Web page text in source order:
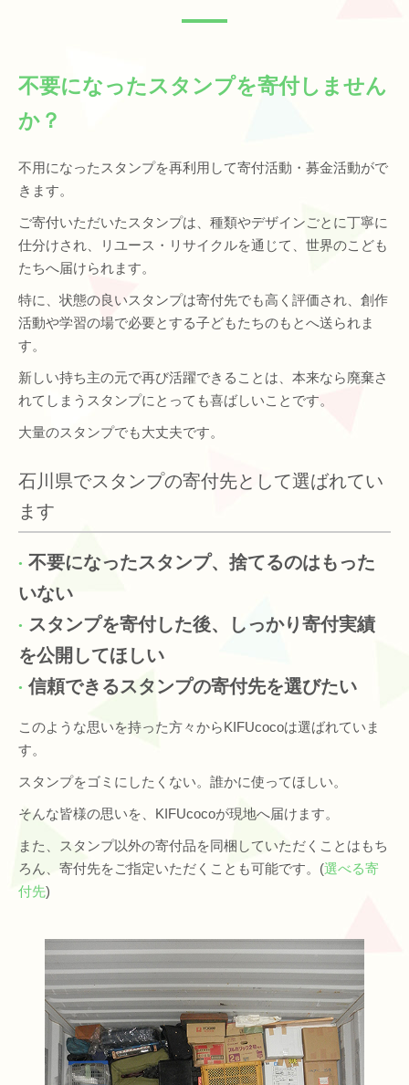
不要になったスタンプを寄付しません
か？
不用になったスタンプを再利用して寄付活動・募金活動がで
きます。
ご寄付いただいたスタンプは、種類やデザインごとに丁寧に
仕分けされ、リユース・リサイクルを通じて、世界のこども
たちへ届けられます。
特に、状態の良いスタンプは寄付先でも高く評価され、創作
活動や学習の場で必要とする子どもたちのもとへ送られま
す。
新しい持ち主の元で再び活躍できることは、本来なら廃棄さ
れてしまうスタンプにとっても喜ばしいことです。
大量のスタンプでも大丈夫です。
石川県でスタンプの寄付先として選ばれてい
ます
不要になったスタンプ、捨てるのはもった
いない
スタンプを寄付した後、しっかり寄付実績
を公開してほしい
信頼できるスタンプの寄付先を選びたい
このような思いを持った方々からKIFUcocoは選ばれていま
す。
スタンプをゴミにしたくない。誰かに使ってほしい。
そんな皆様の思いを、KIFUcocoが現地へ届けます。
また、スタンプ以外の寄付品を同梱していただくことはもち
ろん、寄付先をご指定いただくことも可能です。(選べる寄
付先)